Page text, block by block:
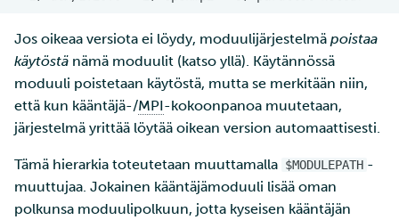
Jos oikeaa versiota ei löydy, moduulijärjestelmä poistaa
käytöstä nämä moduulit (katso yllä). Käytännössä
moduuli poistetaan käytöstä, mutta se merkitään niin,
että kun kääntäjä-/MPI-kokoonpanoa muutetaan,
järjestelmä yrittää löytää oikean version automaattisesti.
Tämä hierarkia toteutetaan muuttamalla $MODULEPATH -
muuttujaa. Jokainen kääntäjämoduuli lisää oman
polkunsa moduulipolkuun, jotta kyseisen kääntäjän